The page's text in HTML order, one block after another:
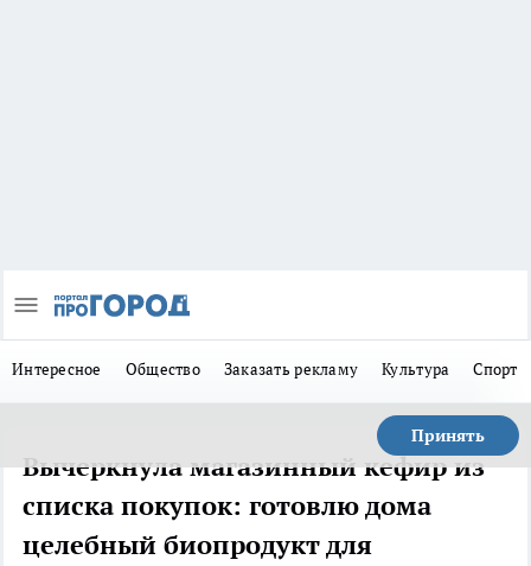
Интересное Общество Заказать рекламу Культура Спорт
Принять
Вычеркнула магазинный кефир из
списка покупок: готовлю дома
целебный биопродукт для